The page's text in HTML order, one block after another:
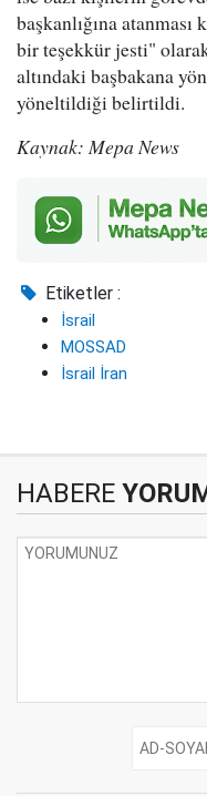
başkanlığına atanması
bir teşekkür jesti"
altındaki başbakana
yöneltildiği belirtildi.
Kaynak: Mepa News
Etiketler :
İsrail
MOSSAD
İsrail İran
HABERE